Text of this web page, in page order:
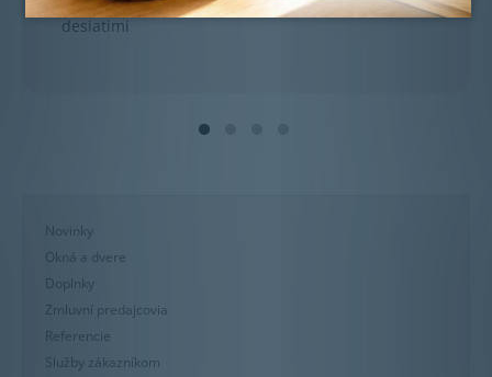
desiatimi
Novinky
Okná a dvere
Doplnky
Zmluvní predajcovia
Referencie
Služby zákazníkom